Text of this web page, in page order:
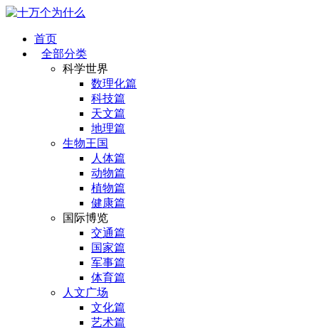
首页
全部分类
科学世界
数理化篇
科技篇
天文篇
地理篇
生物王国
人体篇
动物篇
植物篇
健康篇
国际博览
交通篇
国家篇
军事篇
体育篇
人文广场
文化篇
艺术篇